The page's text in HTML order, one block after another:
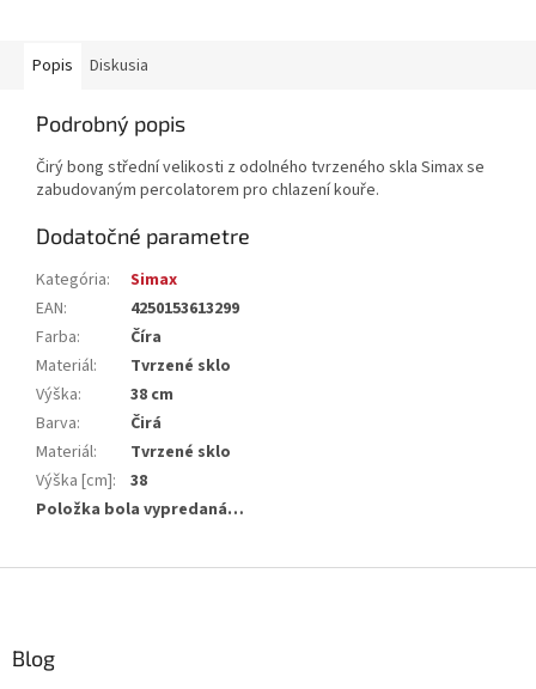
Popis Diskusia
Podrobný popis
Čirý bong střední velikosti z odolného tvrzeného skla Simax se
zabudovaným percolatorem pro chlazení kouře.
Dodatočné parametre
Kategória:
Simax
EAN:
4250153613299
Farba:
Číra
Materiál:
Tvrzené sklo
Výška:
38 cm
Barva:
Čirá
Materiál:
Tvrzené sklo
Výška [cm]:
38
Položka bola vypredaná…
Blog